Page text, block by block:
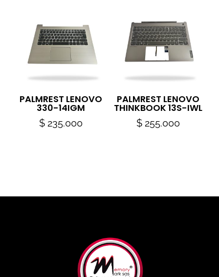
PALMREST LENOVO
330-14IGM
$ 235.000
PALMREST LENOVO
THINKBOOK 13S-IWL
$255.000